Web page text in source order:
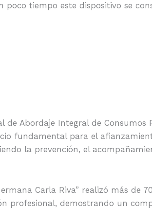
tiempo este dispositivo se
Abordaje Integral de Consumos
fundamental para el
la prevención, el
Carla Riva” realizó más de
profesional, demostrando un